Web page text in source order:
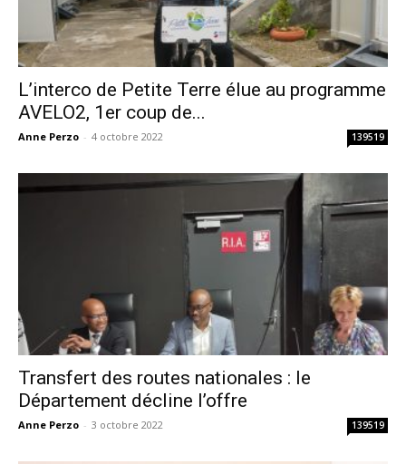
L’interco de Petite Terre élue au programme
AVELO2, 1er coup de...
Anne Perzo - 4 octobre 2022 139519
Transfert des routes nationales : le
Département décline l’offre
Anne Perzo - 3 octobre 2022 139519